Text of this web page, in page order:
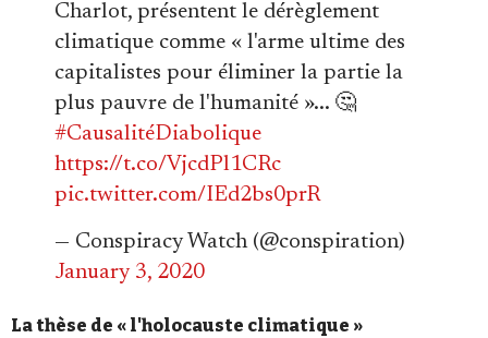
Charlot, présentent le dérèglement
climatique comme « l'arme ultime des
capitalistes pour éliminer la partie la
plus pauvre de l'humanité »... 🤔
#CausalitéDiabolique
https://t.co/VjcdPl1CRc
pic.twitter.com/IEd2bs0prR
— Conspiracy Watch (@conspiration)
January 3, 2020
La thèse de « l'holocauste climatique »